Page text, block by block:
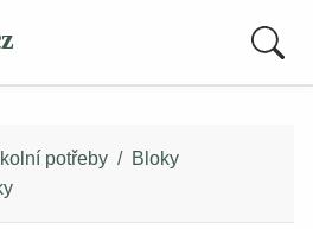
potřeby
Bloky